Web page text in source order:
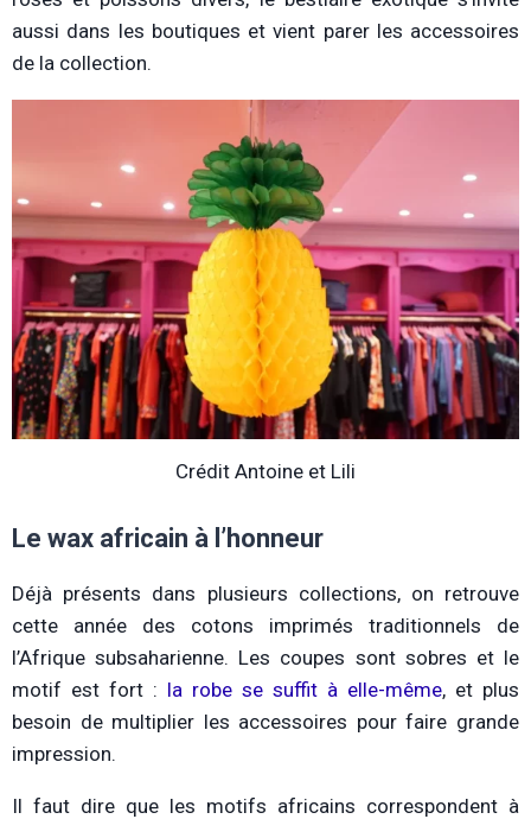
aussi dans les boutiques et vient parer les accessoires
de la collection.
Crédit Antoine et Lili
Le wax africain à l’honneur
Déjà présents dans plusieurs collections, on retrouve
cette année des cotons imprimés traditionnels de
l’Afrique subsaharienne. Les coupes sont sobres et le
motif est fort : la robe se suffit à elle-même, et plus
besoin de multiplier les accessoires pour faire grande
impression.
Il faut dire que les motifs africains correspondent à